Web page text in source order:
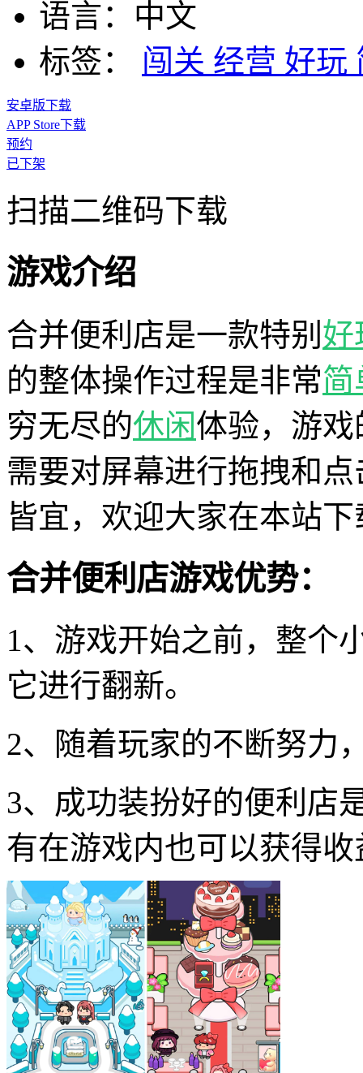
语言： 中文
标签：
闯关 经营 好玩
安卓版下载
APP Store下载
预约
已下架
扫描二维码下载
游戏介绍
合并便利店是一款特别 好
的整体操作过程是非常简
穷无尽的休闲体验，游
需要对屏幕进行拖拽和
皆宜，欢迎大家在本站
合并便利店游戏优势：
1、游戏开始之前，整个
它进行翻新。
2、随着玩家的不断努力
3、成功装扮好的便利店
有在游戏内也可以获得收